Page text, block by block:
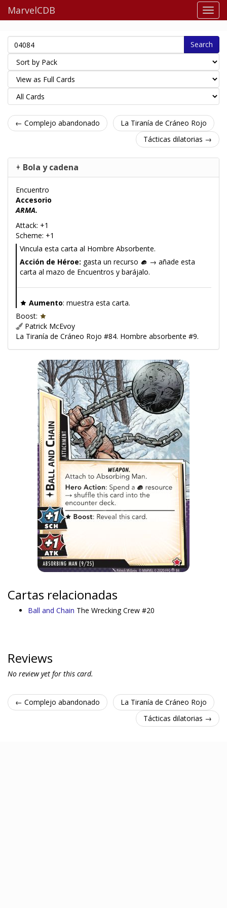
MarvelCDB
Search
← Complejo abandonado
La Tiranía de Cráneo Rojo
Tácticas dilatorias →
Bola y cadena
Encuentro
Accesorio
ARMA.
Attack: +1
Scheme: +1
Vincula esta carta al Hombre Absorbente.
Acción de Héroe: gasta un recurso
→ añade esta
carta al mazo de Encuentros y barájalo.
Aumento: muestra esta carta.
Boost:
Patrick McEvoy
La Tiranía de Cráneo Rojo #84. Hombre absorbente #9.
Cartas relacionadas
Ball and Chain The Wrecking Crew #20
Reviews
No review yet for this card.
← Complejo abandonado
La Tiranía de Cráneo Rojo
Tácticas dilatorias →